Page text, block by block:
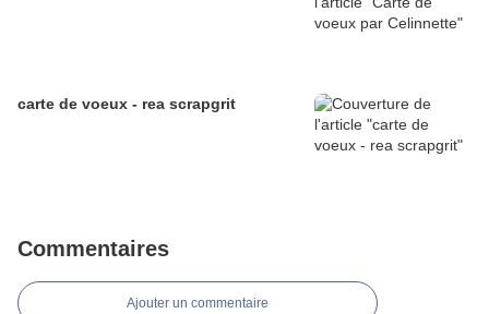
carte de voeux - rea scrapgrit
Commentaires
Ajouter un commentaire